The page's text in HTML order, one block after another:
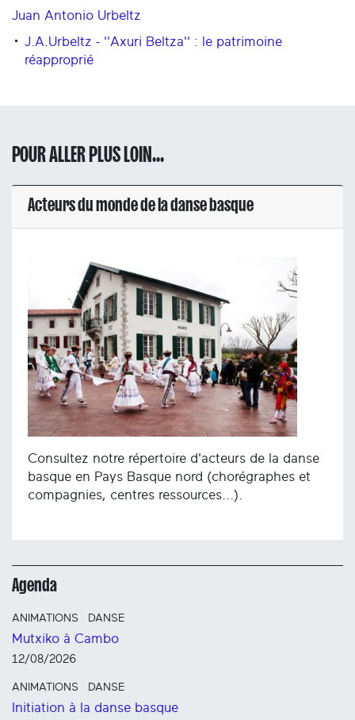
Juan Antonio Urbeltz
J.A.Urbeltz - ''Axuri Beltza'' : le patrimoine
réapproprié
POUR ALLER PLUS LOIN...
Acteurs du monde de la danse basque
Consultez notre répertoire d'acteurs de la danse
basque en Pays Basque nord (chorégraphes et
compagnies, centres ressources...).
Agenda
ANIMATIONS DANSE
Mutxiko à Cambo
12/08/2026
ANIMATIONS DANSE
Initiation à la danse basque